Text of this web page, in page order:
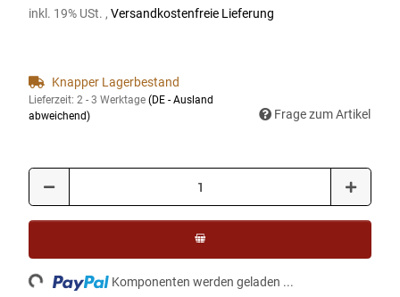
inkl. 19% USt. , Versandkostenfreie Lieferung
Knapper Lagerbestand
Lieferzeit: 2 - 3 Werktage (DE - Ausland
abweichend)
Frage zum Artikel
Komponenten werden geladen ...